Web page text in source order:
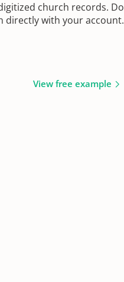
church records. Do
directly with your account.
View free example